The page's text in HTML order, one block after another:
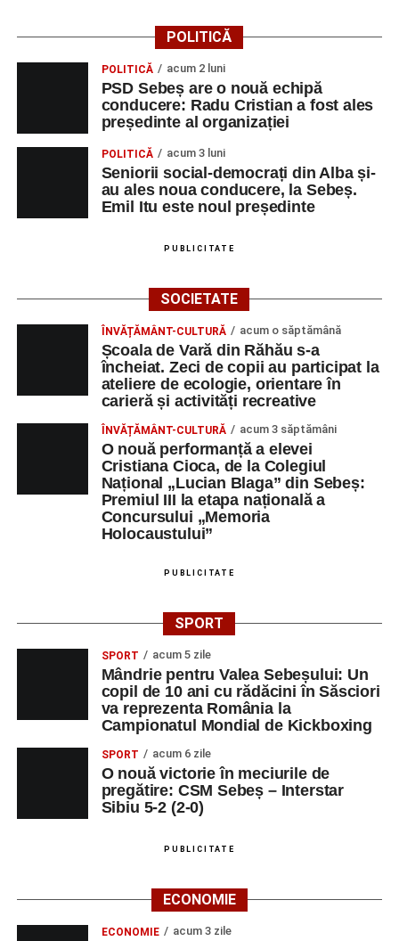
Piața Primăriei
Orele 17.00–20.00– Punct oficial de înscrieri și informații
(Race Office) pentru competiția„Cicloaventurier de
Sebeș”.
SÂMBĂTĂ, 22 AUGUST 2026
Orele 10.00–20.00– Punct oficial de înscrieri și informații
(Race Office) pentru competiția„Cicloaventurier de
Râpa Roșie
Orele 17.00–20.00– Antrenamente libere pe traseul de
Centrul Cultural „Lucian Blaga”
Sebeș – Sala de spectacole
(România, 2023), black comedy, în regia lui
Suciu.
DUMINICĂ, 23 AUGUST 2026
Râpa Roșie
Ora 10.00– „Cicloaventurier de Sebeș”
al competiției MTB pentru copii.
LUNI, 24 AUGUST 2026
Casa Fanfarei din Petrești
– Activități recreative pentru copii, susținute de
„Gepetto”și„Pied Piper”
POLITICĂ
POLITICĂ acum 2 luni
PSD Sebeș are o nouă echipă
conducere: Radu Cristian a fost ales
președinte al organizației
POLITICĂ acum 3 luni
Seniorii social-democrați din Alba și-
au ales noua conducere, la Sebeș.
Emil Itu este noul președinte
PUBLICITATE
SOCIETATE
ÎNVĂȚĂMÂNT-CULTURĂ acum o săptămână
Școala de Vară din Răhău s-a
încheiat. Zeci de copii au participat la
ateliere de ecologie, orientare în
carieră și activități recreative
ÎNVĂȚĂMÂNT-CULTURĂ acum 3 săptămâni
O nouă performanță a elevei
Cristiana Cioca, de la Colegiul
Național „Lucian Blaga” din Sebeș:
Premiul III la etapa națională a
Concursului „Memoria
Holocaustului”
PUBLICITATE
SPORT
SPORT acum 5 zile
Mândrie pentru Valea Sebeșului: Un
copil de 10 ani cu rădăcini în Săsciori
va reprezenta România la
Campionatul Mondial de Kickboxing
SPORT acum 6 zile
O nouă victorie în meciurile de
pregătire: CSM Sebeș – Interstar
Sibiu 5-2 (2-0)
PUBLICITATE
ECONOMIE
ECONOMIE acum 3 zile